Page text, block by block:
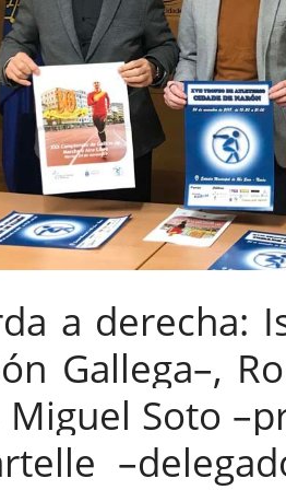
a derecha:
Gallega–,
Miguel Soto